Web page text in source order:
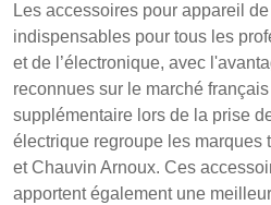
Les accessoires pour appareil
indispensables pour tous les
et de l’électronique, avec
reconnues sur le marché
supplémentaire lors de la prise
électrique regroupe les marques
et Chauvin Arnoux. Ces
apportent également une